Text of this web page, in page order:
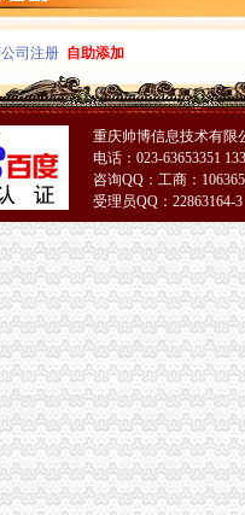
询公司代办一般纳税人认定做账报
照代账税务代理公司注册可提供地址-
注册、记账报税、疑难解决为您省钱
公司注册、年检、变更,广州大坪企
理咨询有限公司业-广州58同城
盘账学习班-报名在线
片_大坪工商注册图片-泉州易登网
公司/代理记帐报税/工商营业执照-邵
业执照、代帐报税、服务周到_志趣
系统】_重庆列表网
业新招聘信息-广州58同城
册：来渝中大坪永辉旁工商代办/代账
价格,厂家,图片,公司注册、年检、变
流程及地址怎么处理】价格,厂家,公
会计培训机构-报名在线
公司500元含执照三章注册地址一_志
开
注册公司选择代理记账免费为您注
记账注册商标可提供地址】-南岸南
注册公司为何要记账报税？-爱喇叭网
司注册 自助添加
重庆帅博信息技术有限
电话：023-63653351
咨询QQ：工商：
受理员QQ：22863164-